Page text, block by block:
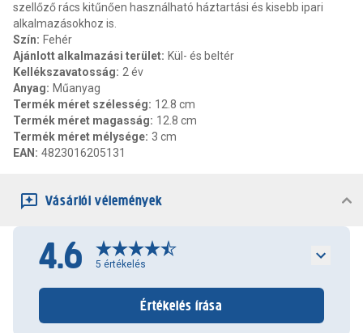
szellőző rács kitűnően használható háztartási és kisebb ipari
alkalmazásokhoz is.
Szín: Fehér
Ajánlott alkalmazási terület: Kül- és beltér
Kellékszavatosság: 2 év
Anyag: Műanyag
Termék méret szélesség: 12.8 cm
Termék méret magasság: 12.8 cm
Termék méret mélysége: 3 cm
EAN : 4823016205131
Vásárlói vélemények
4.6 5 értékelés
Értékelés írása